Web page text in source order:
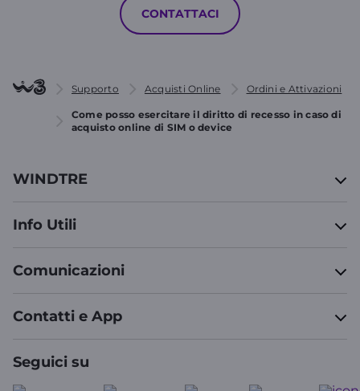
CONTATTACI
Supporto Acquisti Online Ordini e Attivazioni
Come posso esercitare il diritto di recesso in caso di
acquisto online di SIM o device
WINDTRE
Info Utili
Comunicazioni
Contatti e App
Seguici su